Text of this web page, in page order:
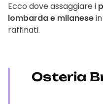
Ecco dove assaggiare i
lombarda e milanese
raffinati.
Osteria